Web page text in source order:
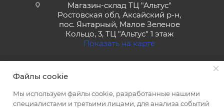
Магазин-склад ТЦ "Альтус"
Ростовская обл, Аксайский р-н,
пос. Янтарный, Малое Зеленое
Кольцо, 3, ТЦ "Альтус" 1 этаж
Показать на карте
Файлы cookie
Мы используем файлы cookie, разработанные нашими
специалистами и третьими лицами, для анализа событий